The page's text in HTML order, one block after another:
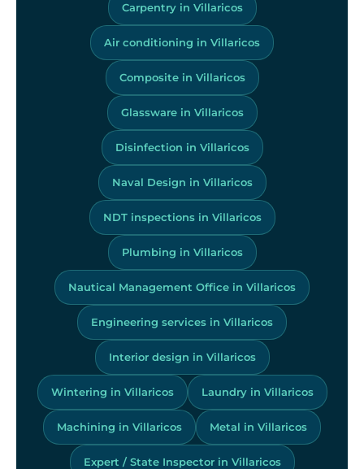
Carpentry in Villaricos
Air conditioning in Villaricos
Composite in Villaricos
Glassware in Villaricos
Disinfection in Villaricos
Naval Design in Villaricos
NDT inspections in Villaricos
Plumbing in Villaricos
Nautical Management Office in Villaricos
Engineering services in Villaricos
Interior design in Villaricos
Wintering in Villaricos Laundry in Villaricos
Machining in Villaricos Metal in Villaricos
Expert / State Inspector in Villaricos